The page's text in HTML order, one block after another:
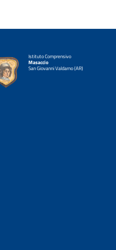
Istituto Comprensivo
Masaccio
San Giovanni Valdarno (AR)